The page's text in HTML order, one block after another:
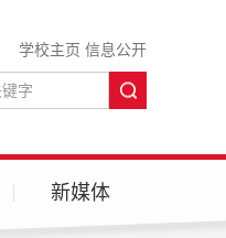
学校主页 信息公开
新媒体